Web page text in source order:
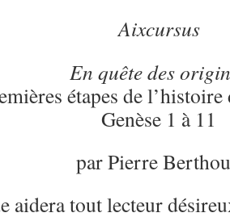
Aixcursus
En quête des
étapes de
Genèse 1 à 11
par Pierre
aidera tout lecteur